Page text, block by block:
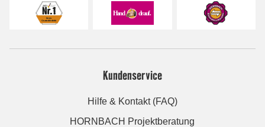
Kundenservice
Hilfe & Kontakt (FAQ)
HORNBACH Projektberatung